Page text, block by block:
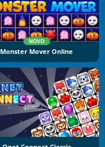
NOVO
Monster Mover Online